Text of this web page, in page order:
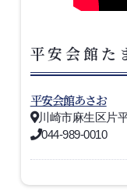
平安会館た
平安会館あさお
川崎市麻生区片
044-989-0010